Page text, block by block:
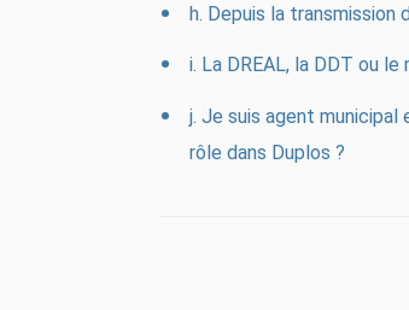
h. Depuis la transmission
i. La DREAL, la DDT ou
j. Je suis agent
rôle dans Duplos ?